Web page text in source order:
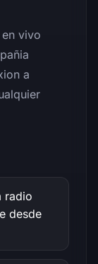
vivo
a
radio
desde